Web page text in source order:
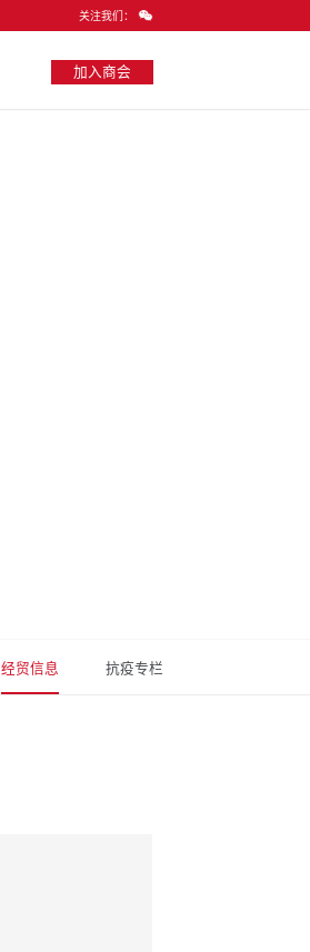
关注我们：
加入商会
经贸信息 抗疫专栏